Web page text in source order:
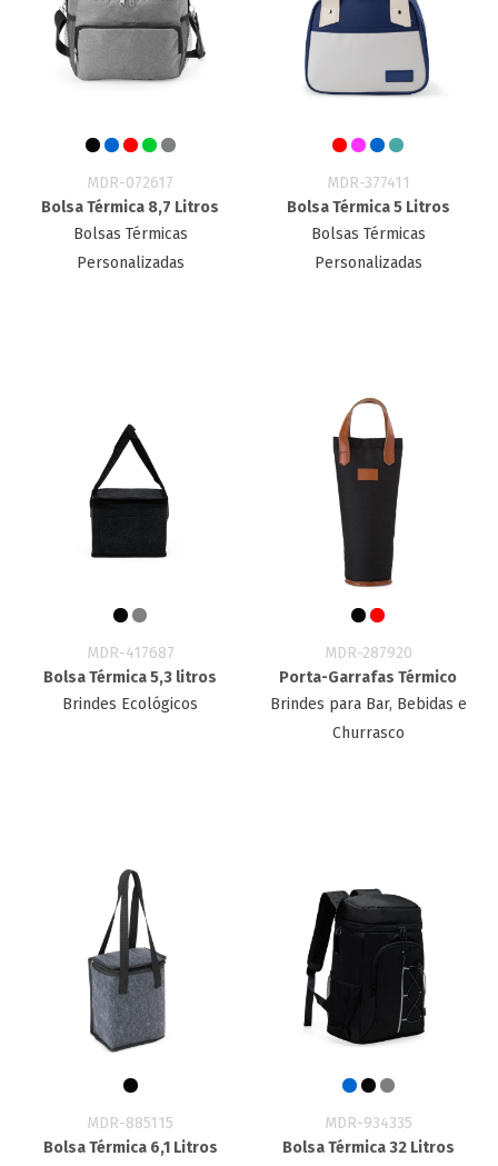
MDR-072617
Bolsa Térmica 8,7 Litros
Bolsas Térmicas
Personalizadas
MDR-377411
Bolsa Térmica 5 Litros
Bolsas Térmicas
Personalizadas
MDR-417687
Bolsa Térmica 5,3 litros
Brindes Ecológicos
MDR-287920
Porta-Garrafas Térmico
Brindes para Bar, Bebidas e
Churrasco
MDR-885115
Bolsa Térmica 6,1 Litros
MDR-934335
Bolsa Térmica 32 Litros